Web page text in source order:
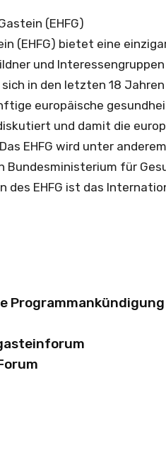
(EHFG)
(EHFG) bietet eine
und
sich in den letzten 18
europäische
und damit die
EHFG wird unter
Bundesministerium für
EHFG ist das
Programmankündigung